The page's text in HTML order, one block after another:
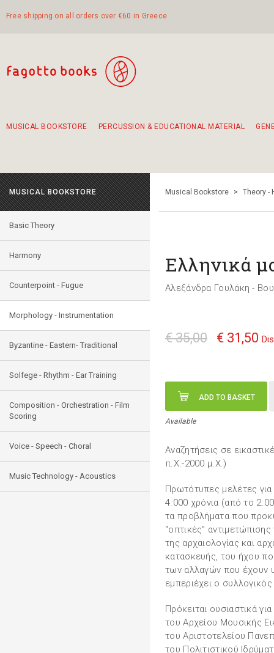
Free shipping on all orders over €60 in Greece
MUSICAL BOOKSTORE PERCUSSION & EDUCATIONAL MATERIAL
MUSICAL BOOKSTORE
Basic Theory
Harmony
Counterpoint - Fugue
Morphology - Instrumentation
Byzantine - Eastern- Traditional
Solfege - Rhythm - Ear Training
Composition - Orchestration - Film
Scoring
Voice - Speech - Choral
Music Technology - Acoustics
Musical Bookstore > Theory -
Ελληνικά
Αλεξάνδρα Γουλάκη -
€ 35,00 € 31,50
ADD TO BASKET
Available
Αναζητήσεις σε
π.X.-2000 μ.X.)
Πρωτότυπες μελέτες
4.000 χρόνια (από το
τα προβλήματα που
“οπτικές”
της αρχαιολογίας και
κατασκευής, του ήχου
των αλλαγών που έχουν
εμπεριέχει ο
Πρόκειται ουσιαστικά
του Αρχείου Μουσικής
του Αριστοτελείου
του Πολιτιστικού